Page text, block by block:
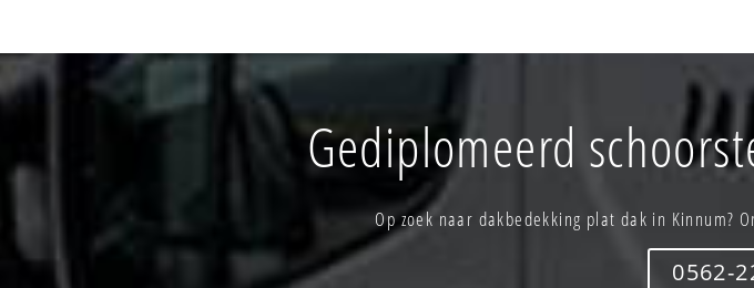
Gediplomeerd
Op zoek naar dakbedekking plat dak in Kinnum?
0562-